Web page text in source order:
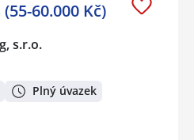
(55-60.000 Kč)
s.r.o.
Plný úvazek